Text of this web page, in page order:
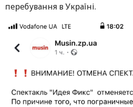
перебування в Україні.